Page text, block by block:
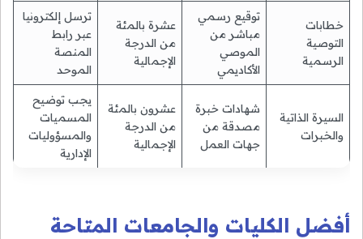
خطابات
التوصية
الرسمية
توقيع رسمي
مباشر من
الموصي
الأكاديمي
عشرة بالمئة
من الدرجة
الإجمالية
ترسل إلكترونيا
عبر رابط
المنصة
الموحد
السيرة الذاتية
والخبرات
شهادات خبرة
مصدقة من
جهات العمل
عشرون بالمئة
من الدرجة
الإجمالية
يجب توضيح
المسميات
والمسؤوليات
الإدارية
أفضل الكليات والجامعات المتاحة